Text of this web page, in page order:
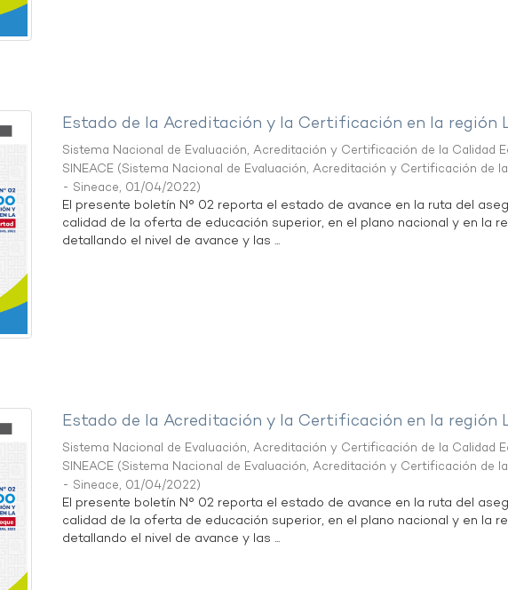
Estado de la Acreditación y la Certificación en la región
Sistema Nacional de Evaluación, Acreditación y Certificación de la Calidad
SINEACE (Sistema Nacional de Evaluación, Acreditación y Certificación de
- Sineace, 01/04/2022)
El presente boletín N° 02 reporta el estado de avance en la ruta del
calidad de la oferta de educación superior, en el plano nacional y en la
detallando el nivel de avance y las ...
Estado de la Acreditación y la Certificación en la región
Sistema Nacional de Evaluación, Acreditación y Certificación de la Calidad
SINEACE (Sistema Nacional de Evaluación, Acreditación y Certificación de
- Sineace, 01/04/2022)
El presente boletín N° 02 reporta el estado de avance en la ruta del
calidad de la oferta de educación superior, en el plano nacional y en la
detallando el nivel de avance y las ...